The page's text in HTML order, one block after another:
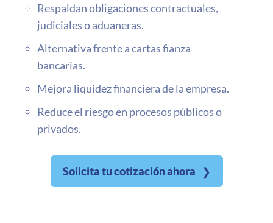
Respaldan obligaciones contractuales,
judiciales o aduaneras.
Alternativa frente a cartas fianza
bancarias.
Mejora liquidez financiera de la empresa.
Reduce el riesgo en procesos públicos o
privados.
Solicita tu cotización ahora ❯